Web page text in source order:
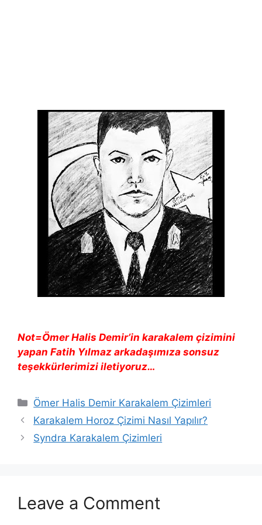
Not=Ömer Halis Demir’in karakalem çizimini
yapan Fatih Yılmaz arkadaşımıza sonsuz
teşekkürlerimizi iletiyoruz…
Categories
Ömer Halis Demir Karakalem Çizimleri
Karakalem Horoz Çizimi Nasıl Yapılır?
Syndra Karakalem Çizimleri
Leave a Comment